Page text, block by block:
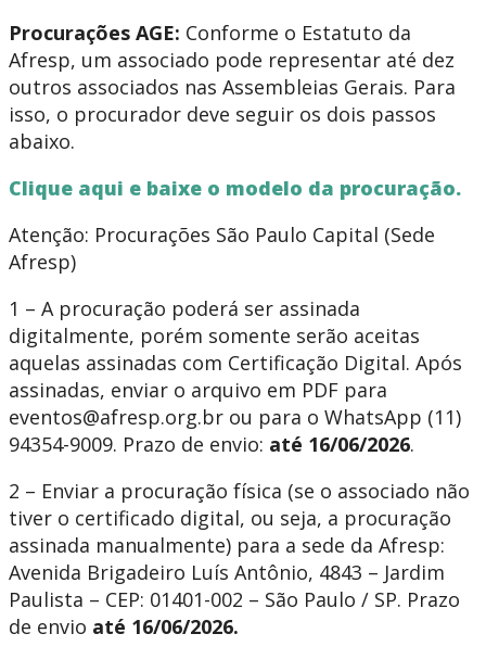
Procurações AGE: Conforme o Estatuto da
Afresp, um associado pode representar até dez
outros associados nas Assembleias Gerais. Para
isso, o procurador deve seguir os dois passos
abaixo.
Clique aqui e baixe o modelo da procuração.
Atenção: Procurações São Paulo Capital (Sede
Afresp)
1 – A procuração poderá ser assinada
digitalmente, porém somente serão aceitas
aquelas assinadas com Certificação Digital. Após
assinadas, enviar o arquivo em PDF para
eventos@afresp.org.br ou para o WhatsApp (11)
94354-9009. Prazo de envio: até 16/06/2026.
2 – Enviar a procuração física (se o associado não
tiver o certificado digital, ou seja, a procuração
assinada manualmente) para a sede da Afresp:
Avenida Brigadeiro Luís Antônio, 4843 – Jardim
Paulista – CEP: 01401-002 – São Paulo / SP. Prazo
de envio até 16/06/2026.